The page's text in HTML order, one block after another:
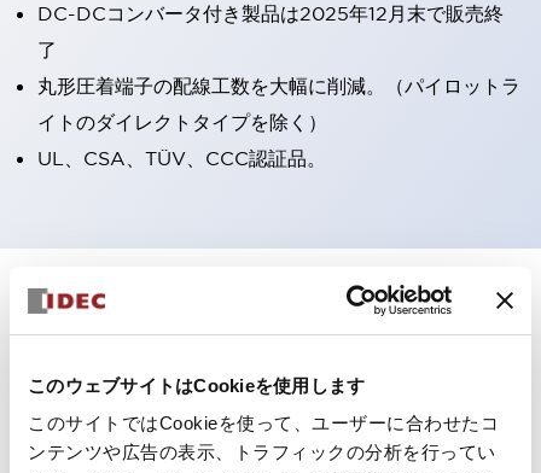
このウェブサイトはCookieを使用します
このサイトではCookieを使って、ユーザーに合わせたコ
ンテンツや広告の表示、トラフィックの分析を行ってい
DC-DCコンバータ付き製品は2025年12月末で販売終
了
丸形圧着端子の配線工数を大幅に削減。（パイロットラ
イトのダイレクトタイプを除く）
UL、CSA、TÜV、CCC認証品。
仕様 すべて展開+
電気的仕様(照光部定格)